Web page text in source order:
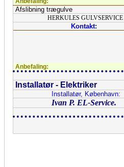
Afslibning trægulve
HERKULES GULVSERVICE
Kontakt:
Anbefaling:
Installatør - Elektriker
Installatør, København:
Ivan P. EL-Service.